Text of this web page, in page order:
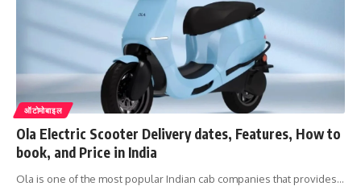
ऑटोमोबाइल
Ola Electric Scooter Delivery dates, Features, How to
book, and Price in India
Ola is one of the most popular Indian cab companies that provides…